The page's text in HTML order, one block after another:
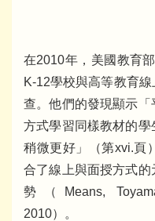
在2010年，美國教育
K-12學校與高等教育
查。他們的發現顯示
方式學習同樣教材的
稍微更好」（第xvi.頁
合了線上與面授方式
勢（Means,
2010）。